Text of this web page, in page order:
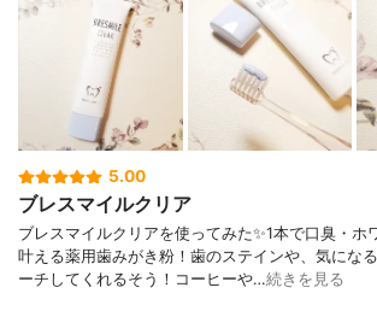
5.00
ブレスマイルクリア
ブレスマイルクリアを使ってみた✨1本で口臭・ホ
叶える薬用歯みがき粉！歯のステインや、気にな
ーチしてくれるそう！コーヒーや…続きを見る